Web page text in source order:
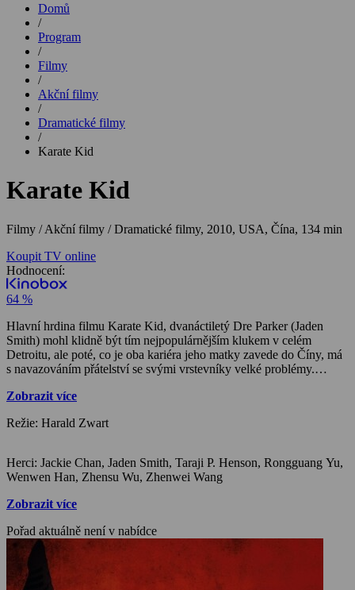
Domů
/
Program
/
Filmy
/
Akční filmy
/
Dramatické filmy
/
Karate Kid
Karate Kid
Filmy / Akční filmy / Dramatické filmy, 2010, USA, Čína, 134 min
Koupit TV online
Hodnocení:
64 %
Hlavní hrdina filmu Karate Kid, dvanáctiletý Dre Parker (Jaden
Smith) mohl klidně být tím nejpopulárnějším klukem v celém
Detroitu, ale poté, co je oba kariéra jeho matky zavede do Číny, má
s navazováním přátelství se svými vrstevníky velké problémy.
kterou, jak se zdá, Dre také zajímá, ale jejich přátelství záhy narazí
Čchenga. Dre zná sice základy karate, ale v zemi kung fu mu to k
prosbou na údržbáře pana Hana (Jackie Chan). Ten o sobě tají, že je
mistrem kung fu, ale začne Dreho trénovat na nadcházející kung fu
turnaj, kde by se mohl Čchengovi postavit. Zatímco mu pan Han
vysvětluje, že kung fu nestojí na úderech a chvatech, ale na
rozvážnosti a klidu, zjišťuje Dre, že postavit se třídním rváčům bude
úkol, jaký v jeho životě neměl dosud obdoby.
Zobrazit více
Režie: Harald Zwart
Herci: Jackie Chan, Jaden Smith, Taraji P. Henson, Rongguang Yu,
Wenwen Han, Zhensu Wu, Zhenwei Wang
Zobrazit více
Pořad aktuálně není v nabídce